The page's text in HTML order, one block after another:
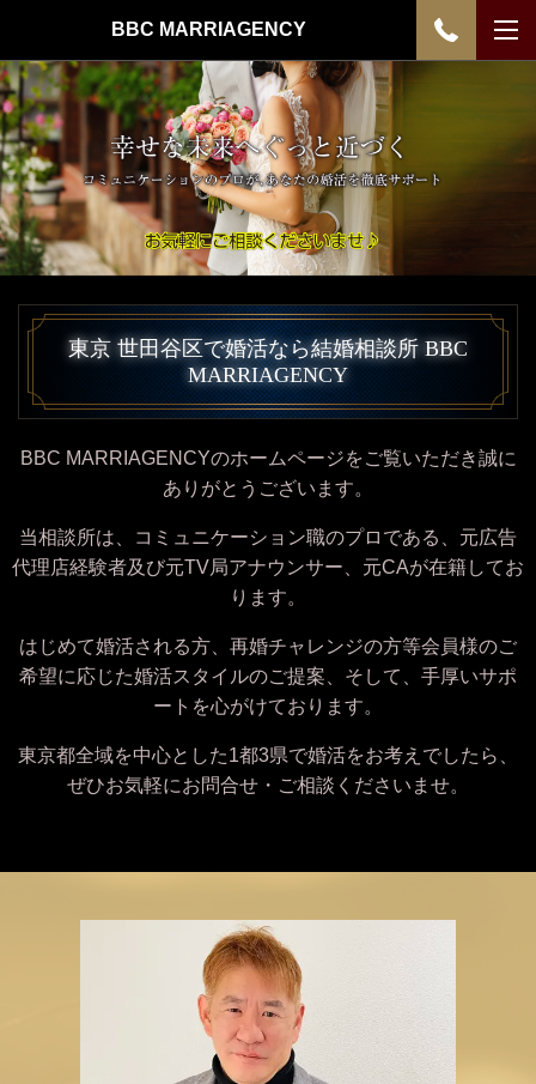
BBC MARRIAGENCY
東京 世田谷区で婚活なら結婚相談所 BBC
MARRIAGENCY
BBC MARRIAGENCYのホームページをご覧いただき誠に
ありがとうございます。
当相談所は、コミュニケーション職のプロである、元広告
代理店経験者及び元TV局アナウンサー、元CAが在籍してお
ります。
はじめて婚活される方、再婚チャレンジの方等会員様のご
希望に応じた婚活スタイルのご提案、そして、手厚いサポ
ートを心がけております。
東京都全域を中心とした1都3県で婚活をお考えでしたら、
ぜひお気軽にお問合せ・ご相談くださいませ。